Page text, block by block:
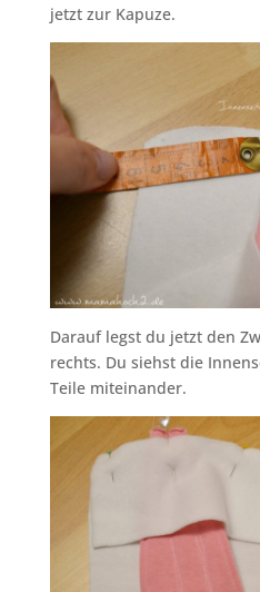
jetzt zur Kapuze.
Darauf legst du jetzt den
rechts. Du siehst die
Teile miteinander.